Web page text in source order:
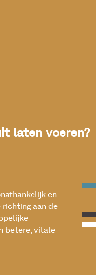
laten voeren?
en
richting aan de
betere, vitale